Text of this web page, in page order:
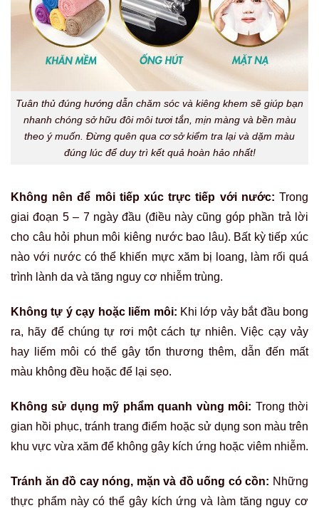
Tuân thủ đúng hướng dẫn chăm sóc và kiêng khem sẽ giúp bạn
nhanh chóng sở hữu đôi môi tươi tắn, mịn màng và bền màu
theo ý muốn. Đừng quên qua cơ sở kiểm tra lại và dặm màu
đúng lúc để duy trì kết quả hoàn hảo nhất!
Không nên để môi tiếp xúc trực tiếp với nước: Trong
giai đoạn 5 – 7 ngày đầu (điều này cũng góp phần trả lời
cho câu hỏi phun môi kiêng nước bao lâu). Bất kỳ tiếp xúc
nào với nước có thể khiến mực xăm bị loang, làm rối quá
trình lành da và tăng nguy cơ nhiễm trùng.
Không tự ý cạy hoặc liếm môi: Khi lớp vảy bắt đầu bong
ra, hãy để chúng tự rơi một cách tự nhiên. Việc cạy vảy
hay liếm môi có thể gây tổn thương thêm, dẫn đến mất
màu không đều hoặc để lại sẹo.
Không sử dụng mỹ phẩm quanh vùng môi: Trong thời
gian hồi phục, tránh trang điểm hoặc sử dụng son màu trên
khu vực vừa xăm để không gây kích ứng hoặc viêm nhiễm.
Tránh ăn đồ cay nóng, mặn và đồ uống có cồn: Những
thực phẩm này có thể gây kích ứng và làm tăng nguy cơ